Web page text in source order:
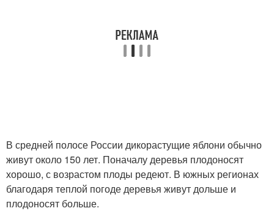
Уход за старой яблоней
Уход за плодовыми
деревьями
В средней полосе России дикорастущие яблони обычно
живут около 150 лет. Поначалу деревья плодоносят
хорошо, с возрастом плоды редеют. В южных регионах
благодаря теплой погоде деревья живут дольше и
плодоносят больше.